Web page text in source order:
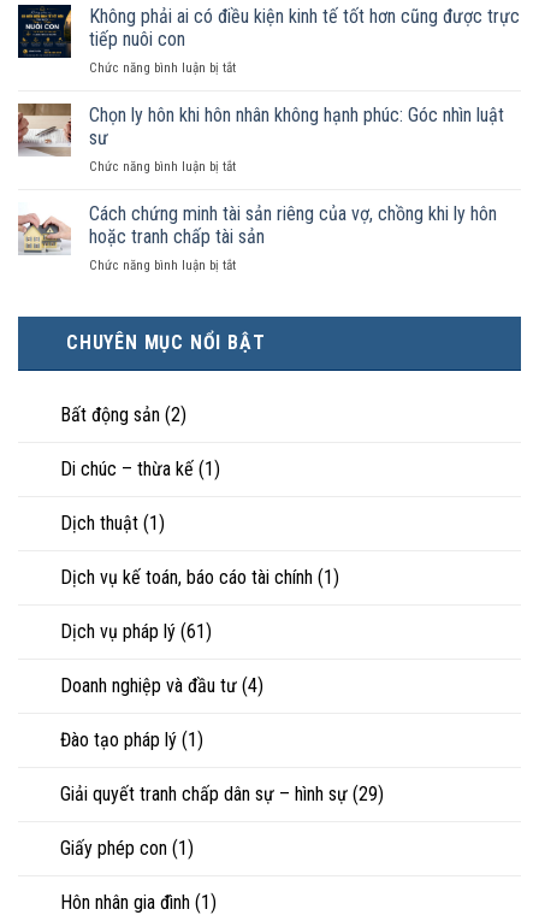
chồng
hợp
được
là
hôn
chung
chồng
đăng
hôn
tài
sản
nào?
Không phải ai có điều kiện kinh tế tốt hơn cũng được trực
tiếp nuôi con
Chức năng bình luận bị tắtở
phải
điều
kinh
tế
hơn
trực
tiếp
nuôi
Chọn ly hôn khi hôn nhân không hạnh phúc: Góc nhìn luật
sư
Chức năng bình luận bị tắtở
ly
hôn
khi
hôn
hạnh
phúc:
Góc
Cách chứng minh tài sản riêng của vợ, chồng khi ly hôn
hoặc tranh chấp tài sản
Chức năng bình luận bị tắtở
tài
sản
chấp
CHUYÊN MỤC NỔI BẬT
Bất động sản (2)
Di chúc – thừa kế (1)
Dịch thuật (1)
Dịch vụ kế toán, báo cáo tài chính (1)
Dịch vụ pháp lý (61)
Doanh nghiệp và đầu tư (4)
Đào tạo pháp lý (1)
Giải quyết tranh chấp dân sự – hình sự (29)
Giấy phép con (1)
Hôn nhân gia đình (1)